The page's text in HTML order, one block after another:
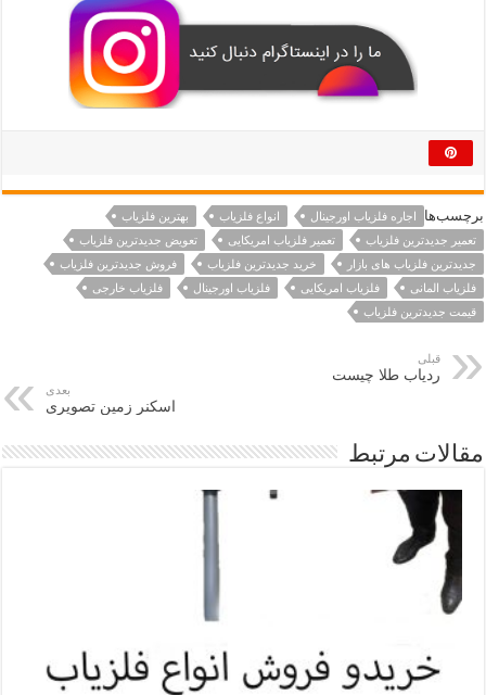
برچسب‌ها اجاره فلزیاب اورجینال انواع فلزیاب
بهترین فلزیاب
تعمیر جدیدترین فلزیاب
تعمیر فلزیاب امریکایی
تعویض جدیدترین فلزیاب
جدیدترین فلزیاب های بازار
خرید جدیدترین فلزیاب
فروش جدیدترین فلزیاب
فلزیاب المانی
فلزیاب امریکایی فلزیاب اورجینال
فلزیاب خارجی
قیمت جدیدترین فلزیاب
قبلی
ردیاب طلا چیست
بعدی
اسکنر زمین تصویری
مقالات مرتبط